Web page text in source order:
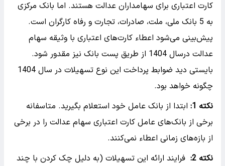
کارت اعتباری برای سهامداران عدالت هستند. اما بانک مرکزی
به 5 بانک ملی، ملت، صادرات، تجارت و رفاه کارگران است.
پیش‌بینی می‌شود اعطاء کارت‌های اعتباری با وثیقه سهام
عدالت درسال 1404 از طریق پست بانک نیز مقدور شود.
بایستی دید ضوابط پرداخت این نوع تسهیلات در سال 1404
چگونه خواهد بود.
نکته 1:
ابتدا از بانک عامل خود استعلام بگیرید. متاسفانه
برخی از بانک‌های عامل کارت اعتباری سهام عدالت را در برخی
از بازه‌های زمانی اعطاء نمی‌کنند.
نکته 2:
فرایند ارائه این تسهیلات (به دلیل چک کردن با چند